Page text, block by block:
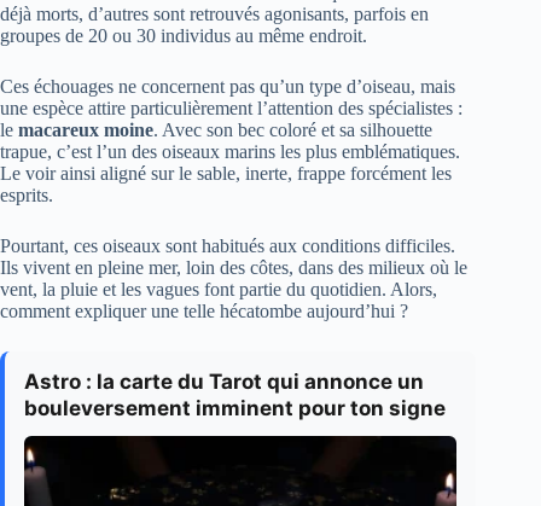
déjà morts, d’autres sont retrouvés agonisants, parfois en
groupes de 20 ou 30 individus au même endroit.
Ces échouages ne concernent pas qu’un type d’oiseau, mais
une espèce attire particulièrement l’attention des spécialistes :
le macareux moine. Avec son bec coloré et sa silhouette
trapue, c’est l’un des oiseaux marins les plus emblématiques.
Le voir ainsi aligné sur le sable, inerte, frappe forcément les
esprits.
Pourtant, ces oiseaux sont habitués aux conditions difficiles.
Ils vivent en pleine mer, loin des côtes, dans des milieux où le
vent, la pluie et les vagues font partie du quotidien. Alors,
comment expliquer une telle hécatombe aujourd’hui ?
Astro : la carte du Tarot qui annonce un
bouleversement imminent pour ton signe